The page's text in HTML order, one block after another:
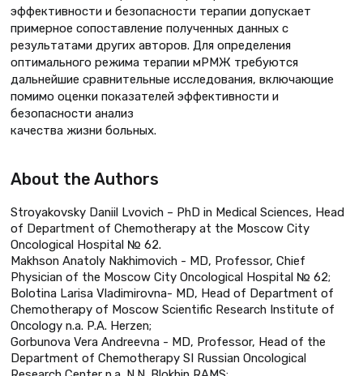
эффективности и безопасности терапии допускает
примерное сопоставление полученных данных с
результатами других авторов. Для определения
оптимального режима терапии мРМЖ требуются
дальнейшие сравнительные исследования, включающие
помимо оценки показателей эффективности и
безопасности анализ
качества жизни больных.
About the Authors
Stroyakovsky Daniil Lvovich – PhD in Medical Sciences, Head
of Department of Chemotherapy at the Moscow City
Oncological Hospital № 62.
Makhson Anatoly Nakhimovich - MD, Professor, Chief
Physician of the Moscow City Oncological Hospital № 62;
Bolotina Larisa Vladimirovna- MD, Head of Department of
Chemotherapy of Moscow Scientific Research Institute of
Oncology n.a. P.A. Herzen;
Gorbunova Vera Andreevna - MD, Professor, Head of the
Department of Chemotherapy SI Russian Oncological